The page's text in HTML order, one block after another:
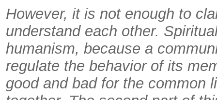
However, it is not enough to
understand each other.
humanism, because a
regulate the behavior of its
good and bad for the common